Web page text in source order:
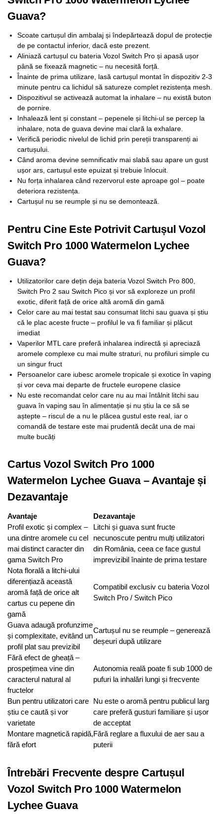
Guava?
Scoate cartușul din ambalaj și îndepărtează dopul de protecție
de pe contactul inferior, dacă este prezent.
Aliniază cartușul cu bateria Vozol Switch Pro și apasă ușor
până se fixează magnetic – nu necesită forță.
Înainte de prima utilizare, lasă cartușul montat în dispozitiv 2-3
minute pentru ca lichidul să satureze complet rezistența mesh.
Dispozitivul se activează automat la inhalare – nu există buton
de pornire.
Inhalează lent și constant – pepenele și litchi-ul se percep la
inhalare, nota de guava devine mai clară la exhalare.
Verifică periodic nivelul de lichid prin pereții transparenți ai
cartușului.
Când aroma devine semnificativ mai slabă sau apare un gust
ușor ars, cartușul este epuizat și trebuie înlocuit.
Nu forța inhalarea când rezervorul este aproape gol – poate
deteriora rezistența.
Cartușul nu se reumple și nu se demontează.
Pentru Cine Este Potrivit Cartușul Vozol
Switch Pro 1000 Watermelon Lychee
Guava?
Utilizatorilor care dețin deja bateria Vozol Switch Pro 800,
Switch Pro 2 sau Switch Pico și vor să exploreze un profil
exotic, diferit față de orice altă aromă din gamă
Celor care au mai testat sau consumat litchi sau guava și știu
că le plac aceste fructe – profilul le va fi familiar și plăcut
imediat
Vaperilor MTL care preferă inhalarea indirectă și apreciază
aromele complexe cu mai multe straturi, nu profiluri simple cu
un singur fruct
Persoanelor care iubesc aromele tropicale și exotice în vaping
și vor ceva mai departe de fructele europene clasice
Nu este recomandat celor care nu au mai întâlnit litchi sau
guava în vaping sau în alimentație și nu știu la ce să se
aștepte – riscul de a nu le plăcea gustul este real, iar o
comandă de testare este mai prudentă decât una de mai
multe bucăți
Cartus Vozol Switch Pro 1000
Watermelon Lychee Guava – Avantaje și
Dezavantaje
Avantaje
Dezavantaje
Profil exotic și complex –
una dintre aromele cu cel
mai distinct caracter din
gama Switch Pro
Litchi și guava sunt fructe
necunoscute pentru mulți utilizatori
din România, ceea ce face gustul
imprevizibil înainte de prima testare
Nota florală a litchi-ului
diferențiază această
aromă față de orice alt
cartus cu pepene din
gamă
Compatibil exclusiv cu bateria Vozol
Switch Pro / Switch Pico
Guava adaugă profunzime
și complexitate, evitând un
profil plat sau previzibil
Cartușul nu se reumple – generează
deșeuri după utilizare
Fără efect de gheață –
prospețimea vine din
caracterul natural al
fructelor
Autonomia reală poate fi sub 1000 de
pufuri la inhalări lungi și frecvente
Bun pentru utilizatori care
știu ce caută și vor
varietate
Nu este o aromă pentru publicul larg
care preferă gusturi familiare și ușor
de acceptat
Montare magnetică rapidă,
fără efort
Fără reglare a fluxului de aer sau a
puterii
Întrebări Frecvente despre Cartușul
Vozol Switch Pro 1000 Watermelon
Lychee Guava